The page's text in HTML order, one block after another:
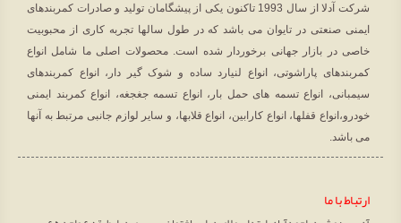
شرکت آدلا از سال 1993 تاکنون یکی از پیشگامان تولید و صادرات کمربندهای
ایمنی صنعتی در تایوان می باشد که در طول سالها تجربه کاری از محبوبیت
خاصی در بازار جهانی برخوردار شده است. محصولات اصلی ما شامل انواع
کمربندهای پاراشوتی، انواع لنیارد ساده و شوک گیر دار، انواع کمربندهای
سیمبانی، انواع تسمه های حمل بار، انواع تسمه جغجغه، انواع کمربند ایمنی
خودرو،انواع قفلها، انواع کارابین، انواع قلابها، و سایر لوازم جانبی مرتبط به آنها
می باشد.
ارتباط با ما